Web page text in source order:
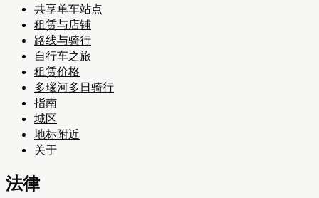
共享单车站点
租赁与店铺
路线与骑行
自行车之旅
租赁价格
多瑙河多日骑行
指南
城区
地标附近
关于
法律